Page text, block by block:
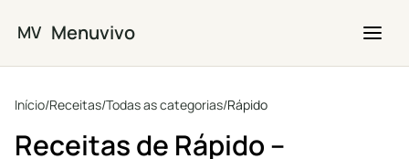
MV Menuvivo
Início/Receitas/Todas as categorias/Rápido
Receitas de Rápido –